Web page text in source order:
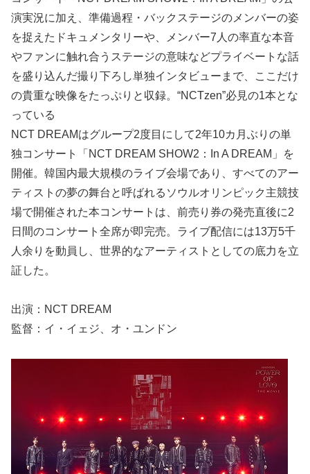
演実況に加え、準備過程・バックステージのメンバーの姿
を捉えたドキュメンタリーや、メンバー7人の率直な本音
やファンに触れ合うステージの意味などプライベートな話
を盛り込んだ撮り下ろし単独インタビューまで、ここだけ
の貴重な映像をたっぷりと収録。“NCTzen”必見の1本とな
っている
NCT DREAMはグループ2度目にして2年10カ月ぶりの単
独コンサート「NCT DREAM SHOW2：In A DREAM」を
開催。韓国内最大規模のライブ会場であり、すべてのアー
ティストの夢の舞台と呼ばれるソウルオリンピック主競技
場で開催された本コンサートは、前売り券の発売直後に2
日間のコンサート全席が即完売。ライブ配信には13万5千
人余りを動員し、世界的なアーティストとしての底力を立
証した。
出演：NCT DREAM
監督：イ・イェジ、オ・ユンドン